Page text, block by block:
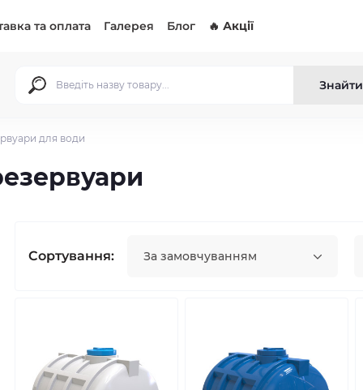
та оплата Галерея Блог 🔥 Акції
Знайти
для води
Сортування: За замовчуванням